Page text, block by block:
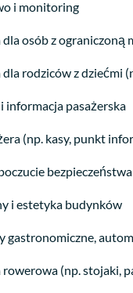
i monitoring
osób z ograniczoną
rodziców z dziećmi
informacja pasażerska
(np. kasy, punkt
i estetyka budynków
gastronomiczne,
(np. stojaki,